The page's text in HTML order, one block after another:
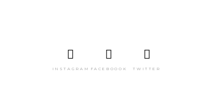
INSTAGRAM FACEBOOOK TWITTER